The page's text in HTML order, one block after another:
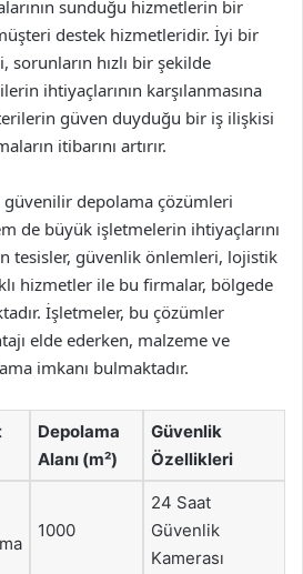
sunduğu hizmetlerin bir
destek hizmetleridir. İyi bir
hızlı bir şekilde
ihtiyaçlarının karşılanmasına
güven duyduğu bir iş ilişkisi
itibarını artırır.
güvenilir depolama çözümleri
de büyük işletmelerin ihtiyaçlarını
tesisler, güvenlik önlemleri, lojistik
hizmetler ile bu firmalar, bölgede
İşletmeler, bu çözümler
elde ederken, malzeme ve
imkanı bulmaktadır.
Depolama
Alanı (m²)
Güvenlik
Özellikleri
1000
24 Saat
Güvenlik
Kamerası